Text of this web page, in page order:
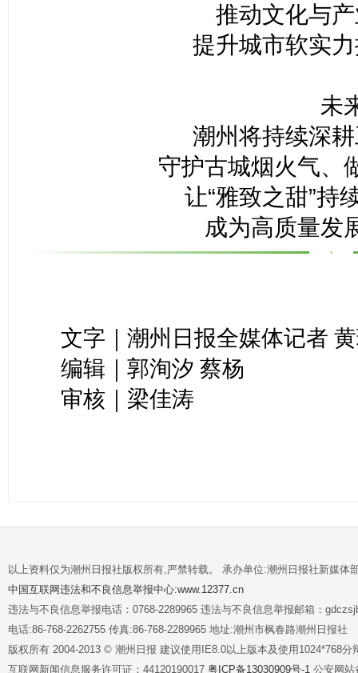
推动文化与
提升城市软实
未
潮州将持续深
守护古城烟火气、
让“雅致之甜”持
成为高质量发
文字｜潮州日报全媒体记者
编辑｜郭洵汐 蔡杨
审核｜梁佳涛
以上资料仅为潮州日报社版权所有,严禁转载。 承办单位:潮州日报社新媒体
中国互联网违法和不良信息举报中心:www.12377.cn
违法与不良信息举报电话：0768-2289965 违法与不良信息举报邮箱：
电话:86-768-2262755 传真:86-768-2289965 地址:潮州市枫春路潮州日报社
版权所有 2004-2013 © 潮州日报 建议使用IE8.0以上版本及使用1024*768分
互联网新闻信息服务许可证：44120190017 粤ICP备13030909号-1 公安网站